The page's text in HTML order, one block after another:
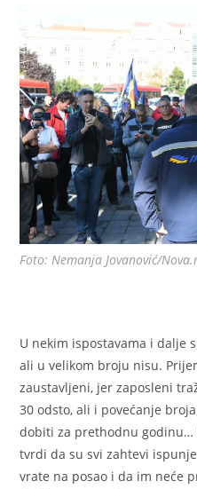
Foto: Nemanja Jovanović/
U nekim ispostavama i dalje
ali u velikom broju nisu.
zaustavljeni, jer zaposleni
30 odsto, ali i povećanje
dobiti za prethodnu godinu…
tvrdi da su svi zahtevi
vrate na posao i da im neće